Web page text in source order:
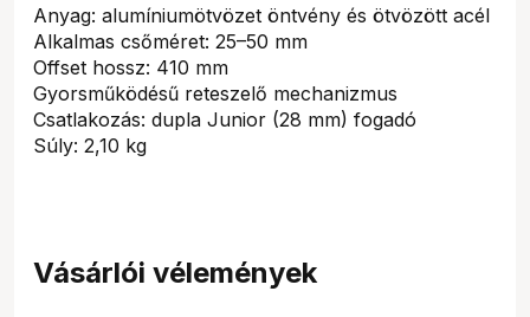
Anyag: alumíniumötvözet öntvény és ötvözött acél
Alkalmas csőméret: 25–50 mm
Offset hossz: 410 mm
Gyorsműködésű reteszelő mechanizmus
Csatlakozás: dupla Junior (28 mm) fogadó
Súly: 2,10 kg
Vásárlói vélemények